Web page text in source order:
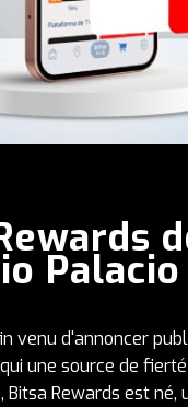
venu d'annoncer
une source de
Bitsa Rewards est